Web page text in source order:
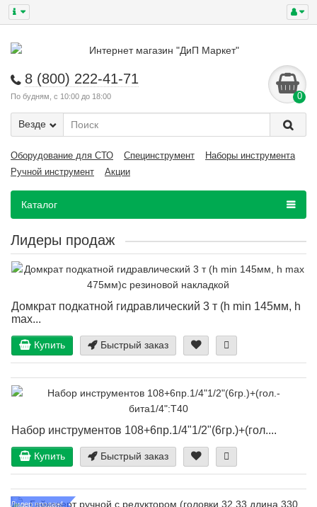
8 (800) 222-41-71
По будням, с 10:00 до 18:00 0
Везде
Оборудование для СТО Специнструмент
Наборы инструмента
Ручной инструмент
Акции
Каталог
Лидеры продаж
Домкрат подкатной гидравлический 3 т (h min 145мм, h
max...
Купить Быстрый заказ
Набор инструментов 108+6пр.1/4"1/2"(6гр.)+(гол....
Купить Быстрый заказ
Лидер продаж!